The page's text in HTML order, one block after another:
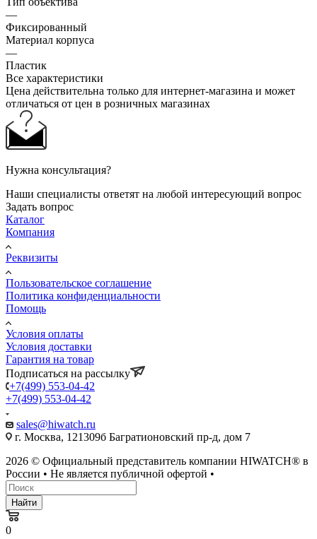
—
Фиксированный
Материал корпуса
—
Пластик
Все характеристики
Цена действительна только для интернет-магазина и может
отличаться от цен в розничных магазинах
Нужна консультация?
Наши специалисты ответят на любой интересующий вопрос
Задать вопрос
Каталог
Компания
Реквизиты
Пользовательское соглашение
Политика конфиденциальности
Помощь
Условия оплаты
Условия доставки
Гарантия на товар
Подписаться на рассылку
+7(499) 553-04-42
+7(499) 553-04-42
sales@hiwatch.ru
г. Москва, 121309б Багратионовский пр-д, дом 7
2026 © Официальный представитель компании HIWATCH® в
России • Не является публичной офертой •
Найти
0